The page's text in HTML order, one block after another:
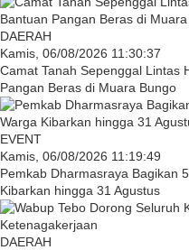
DAERAH
Kamis, 06/08/2026 11:30:37
Camat Tanah Sepenggal Lintas
Pangan Beras di Muara Bungo
EVENT
Kamis, 06/08/2026 11:19:49
Pemkab Dharmasraya Bagikan
Kibarkan hingga 31 Agustus
DAERAH